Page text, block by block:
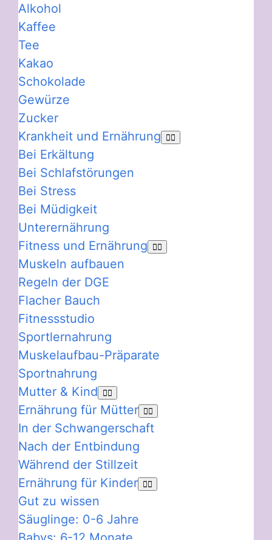
Alkohol
Kaffee
Tee
Kakao
Schokolade
Gewürze
Zucker
Krankheit und Ernährung
Bei Erkältung
Bei Schlafstörungen
Bei Stress
Bei Müdigkeit
Unterernährung
Fitness und Ernährung
Muskeln aufbauen
Regeln der DGE
Flacher Bauch
Fitnessstudio
Sportlernahrung
Muskelaufbau-Präparate
Sportnahrung
Mutter & Kind
Ernährung für Mütter
In der Schwangerschaft
Nach der Entbindung
Während der Stillzeit
Ernährung für Kinder
Gut zu wissen
Säuglinge: 0-6 Jahre